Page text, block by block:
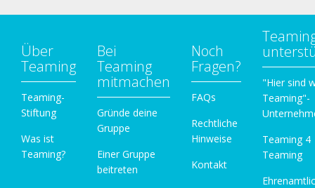
Über
Teaming
Teaming-
Stiftung
Was ist
Teaming?
Bei
Teaming
mitmachen
Gründe deine
Gruppe
Einer Gruppe
beitreten
Noch
Fragen?
FAQs
Rechtliche
Hinweise
Kontakt
"Hier sind
Teaming"-
Teaming 4
Teaming